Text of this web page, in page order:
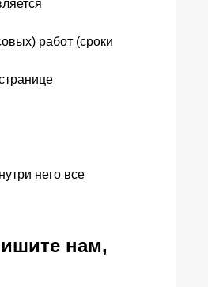
работ (сроки
него все
нам,